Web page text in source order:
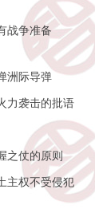
战争准备
洲际导弹
力袭击的批语
之仗的原则
主权不受侵犯